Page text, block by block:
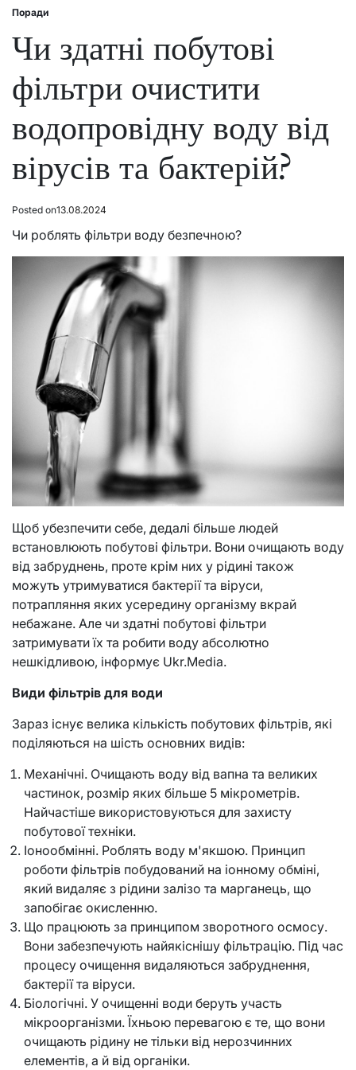
Posted
Поради
Чи здатні побутові
фільтри очистити
водопровідну воду від
вірусів та бактерій?
Posted on13.08.2024
Чи роблять фільтри воду безпечною?
Щоб убезпечити себе, дедалі більше людей
встановлюють побутові фільтри. Вони очищають воду
від забруднень, проте крім них у рідині також
можуть утримуватися бактерії та віруси,
потрапляння яких усередину організму вкрай
небажане. Але чи здатні побутові фільтри
затримувати їх та робити воду абсолютно
нешкідливою, інформує Ukr.Media.
Види фільтрів для води
Зараз існує велика кількість побутових фільтрів, які
поділяються на шість основних видів:
Механічні. Очищають воду від вапна та великих
частинок, розмір яких більше 5 мікрометрів.
Найчастіше використовуються для захисту
побутової техніки.
Іонообмінні. Роблять воду м'якшою. Принцип
роботи фільтрів побудований на іонному обміні,
який видаляє з рідини залізо та марганець, що
запобігає окисленню.
Що працюють за принципом зворотного осмосу.
Вони забезпечують найякіснішу фільтрацію. Під час
процесу очищення видаляються забруднення,
бактерії та віруси.
Біологічні. У очищенні води беруть участь
мікроорганізми. Їхньою перевагою є те, що вони
очищають рідину не тільки від нерозчинних
елементів, а й від органіки.